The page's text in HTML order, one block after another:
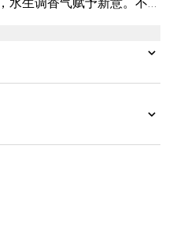
动，令人心旷神怡。